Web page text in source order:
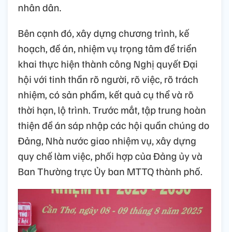
nhân dân.
Bên cạnh đó, xây dựng chương trình, kế
hoạch, đề án, nhiệm vụ trọng tâm để triển
khai thực hiện thành công Nghị quyết Đại
hội với tinh thần rõ người, rõ việc, rõ trách
nhiệm, có sản phẩm, kết quả cụ thể và rõ
thời hạn, lộ trình. Trước mắt, tập trung hoàn
thiện đề án sáp nhập các hội quần chúng do
Đảng, Nhà nước giao nhiệm vụ, xây dựng
quy chế làm việc, phối hợp của Đảng ủy và
Ban Thường trực Ủy ban MTTQ thành phố.